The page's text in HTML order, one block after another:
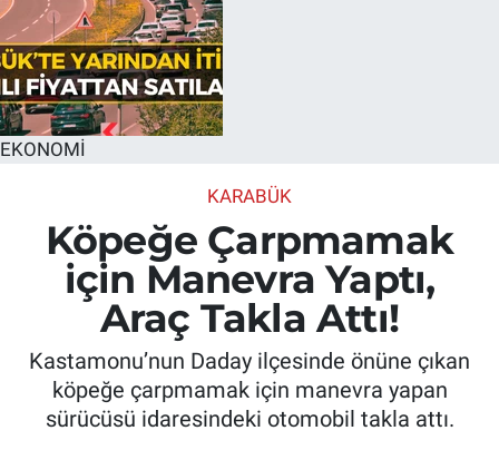
EKONOMİ
KARABÜK
Köpeğe Çarpmamak
için Manevra Yaptı,
Araç Takla Attı!
Kastamonu’nun Daday ilçesinde önüne çıkan
köpeğe çarpmamak için manevra yapan
sürücüsü idaresindeki otomobil takla attı.